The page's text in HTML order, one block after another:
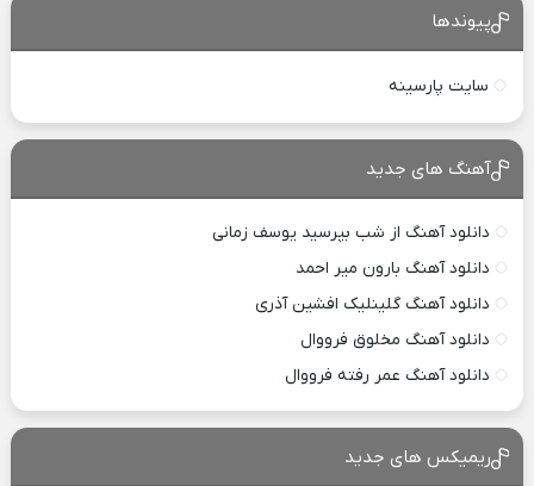
پیوندها
سایت پارسینه
آهنگ های جدید
دانلود آهنگ از شب بپرسید یوسف زمانی
دانلود آهنگ بارون میر احمد
دانلود آهنگ گلینلیک افشین آذری
دانلود آهنگ مخلوق فرووال
دانلود آهنگ عمر رفته فرووال
ریمیکس های جدید